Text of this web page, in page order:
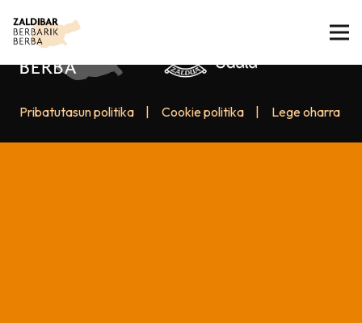
Pribatutasun politika Cookie politika Lege oharra